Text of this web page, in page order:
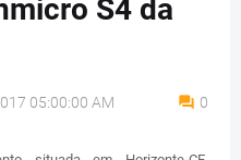
S4 da
05:00:00 AM 0